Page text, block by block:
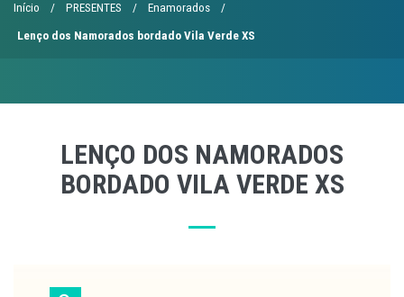
Início / PRESENTES / Enamorados /
Lenço dos Namorados bordado Vila Verde XS
LENÇO DOS NAMORADOS
BORDADO VILA VERDE XS